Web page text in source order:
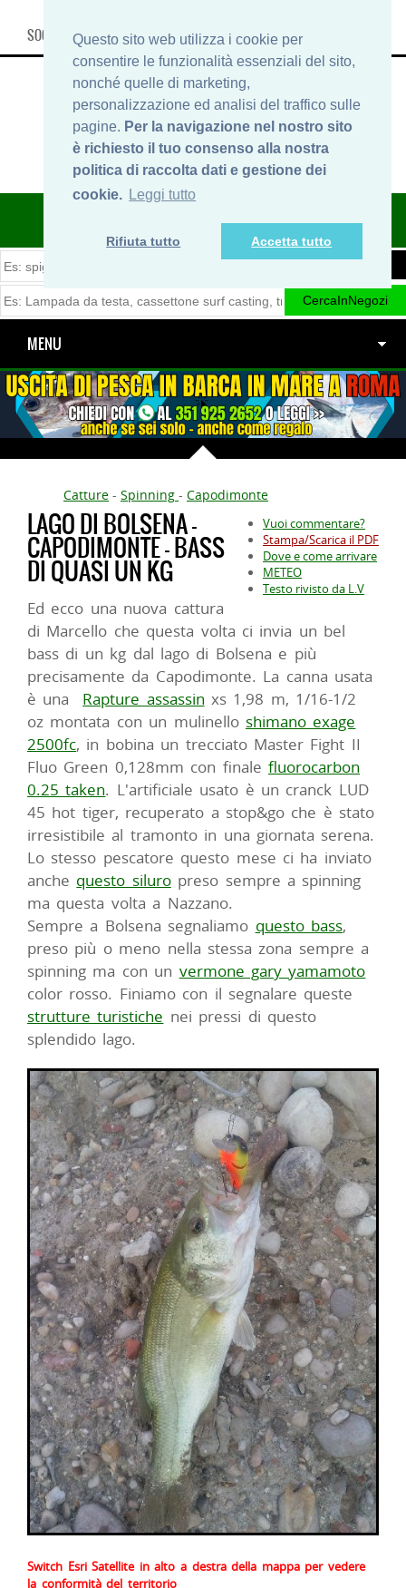
Questo sito web utilizza i cookie per
consentire le funzionalità essenziali del sito,
nonché quelle di marketing,
personalizzazione ed analisi del traffico sulle
pagine. Per la navigazione nel nostro sito
è richiesto il tuo consenso alla nostra
politica di raccolta dati e gestione dei
cookie. Leggi tutto
Rifiuta tutto Accetta tutto
SOCIAL, INFO & SHOP
ITINERARIDIPESCA.IT
MENU
Catture - Spinning - Capodimonte
Vuoi commentare?
Stampa/Scarica il PDF
Dove e come arrivare
METEO
Testo rivisto da L.V
LAGO DI BOLSENA -
CAPODIMONTE - BASS
DI QUASI UN KG
Ed ecco una nuova cattura
di Marcello che questa volta ci invia un bel
bass di un kg dal lago di Bolsena e più
precisamente da Capodimonte. La canna usata
è una Rapture assassin xs 1,98 m, 1/16-1/2
oz montata con un mulinello shimano exage
2500fc, in bobina un trecciato Master Fight II
Fluo Green 0,128mm con finale fluorocarbon
0.25 taken. L'artificiale usato è un cranck LUD
45 hot tiger, recuperato a stop&go che è stato
irresistibile al tramonto in una giornata serena.
Lo stesso pescatore questo mese ci ha inviato
anche questo siluropreso sempre a spinning
ma questa volta a Nazzano.
Sempre a Bolsena segnaliamo questo bass,
preso più o meno nella stessa zona sempre a
spinning ma con un vermone gary yamamoto
color rosso. Finiamo con il segnalare queste
strutture turistiche nei pressi di questo
splendido lago.
Switch Esri Satellite in alto a destra della mappa per vedere
la conformità del territorio